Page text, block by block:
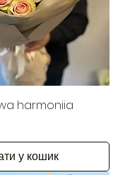
harmoniia
у кошик